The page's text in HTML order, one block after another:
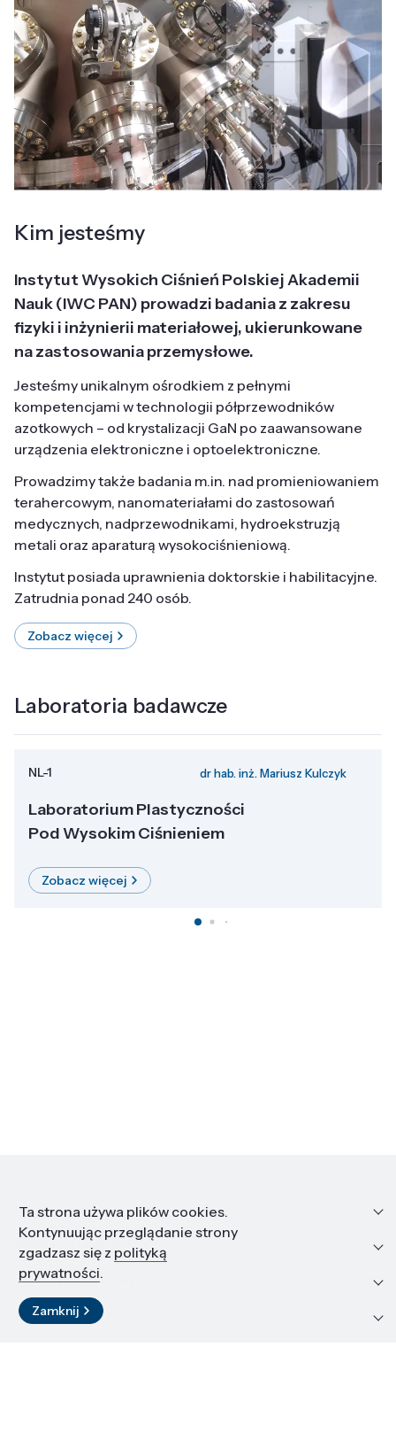
Kim jesteśmy
Instytut Wysokich Ciśnień Polskiej Akademii
Nauk (IWC PAN) prowadzi badania z zakresu
fizyki i inżynierii materiałowej, ukierunkowane
na zastosowania przemysłowe.
Jesteśmy unikalnym ośrodkiem z pełnymi
kompetencjami w technologii półprzewodników
azotkowych – od krystalizacji GaN po zaawansowane
urządzenia elektroniczne i optoelektroniczne.
Prowadzimy także badania m.in. nad promieniowaniem
terahercowym, nanomateriałami do zastosowań
medycznych, nadprzewodnikami, hydroekstruzją
metali oraz aparaturą wysokociśnieniową.
Instytut posiada uprawnienia doktorskie i habilitacyjne.
Zatrudnia ponad 240 osób.
Zobacz więcej
Laboratoria badawcze
NL-1 dr hab. inż. Mariusz Kulczyk
Laboratorium Plastyczności
Pod Wysokim Ciśnieniem
Zobacz więcej
Informacje
Edukacja i kariera
Zasoby i materiały
Kontakt
Ta strona używa plików cookies.
Kontynuując przeglądanie strony
zgadzasz się z polityką
prywatności.
Zamknij